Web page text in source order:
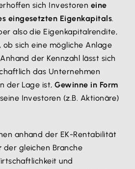
sich Investoren eine
eingesetzten Eigenkapitals.
also die Eigenkapitalrendite,
ob sich eine mögliche Anlage
der Kennzahl lässt sich
das Unternehmen
der Lage ist,Gewinne in Form
Investoren (z.B. Aktionäre)
anhand der EK-Rentabilität
der gleichen Branche
und